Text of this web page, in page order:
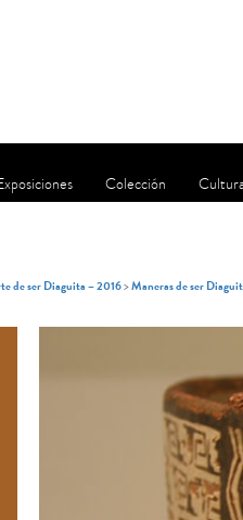
Colección
de ser Diaguita – 2016>Maneras de ser